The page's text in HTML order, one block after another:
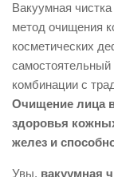
Вакуумная
метод очищения
косметических
самостоятельный
комбинации с
Очищение лица
здоровья
желез и
Увы, вакуумная